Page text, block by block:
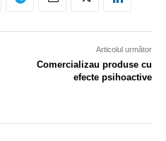
Articolul următor
Comercializau produse cu
efecte psihoactive